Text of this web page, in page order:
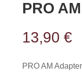
PRO
13,90 €
PRO AM